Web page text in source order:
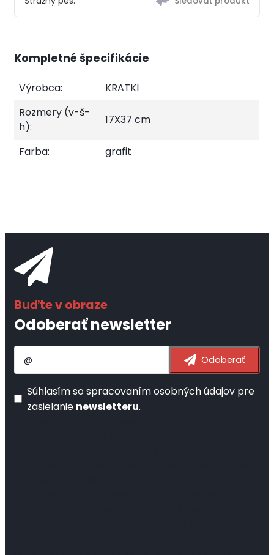
Kompletné špecifikácie
Výrobca:
KRATKI
Rozmery (v-š-
h):
17X37 cm
Farba: grafit
Odoberať newsletter
Súhlasím sospracovaním osobných údajov pre
zasielanie newsletteru.